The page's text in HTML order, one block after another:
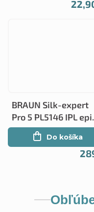
BRAUN Silk-expert
Pro 5 PL5146 IPL epi.
Do košíka